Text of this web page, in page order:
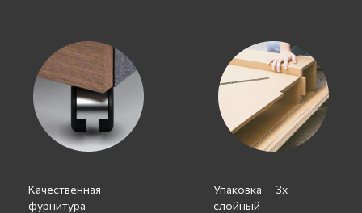
Качественная
фурнитура
Упаковка — 3х
слойный